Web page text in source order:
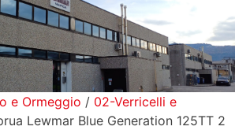
e Ormeggio / 02-Verricelli e
Lewmar Blue Generation 125TT 2